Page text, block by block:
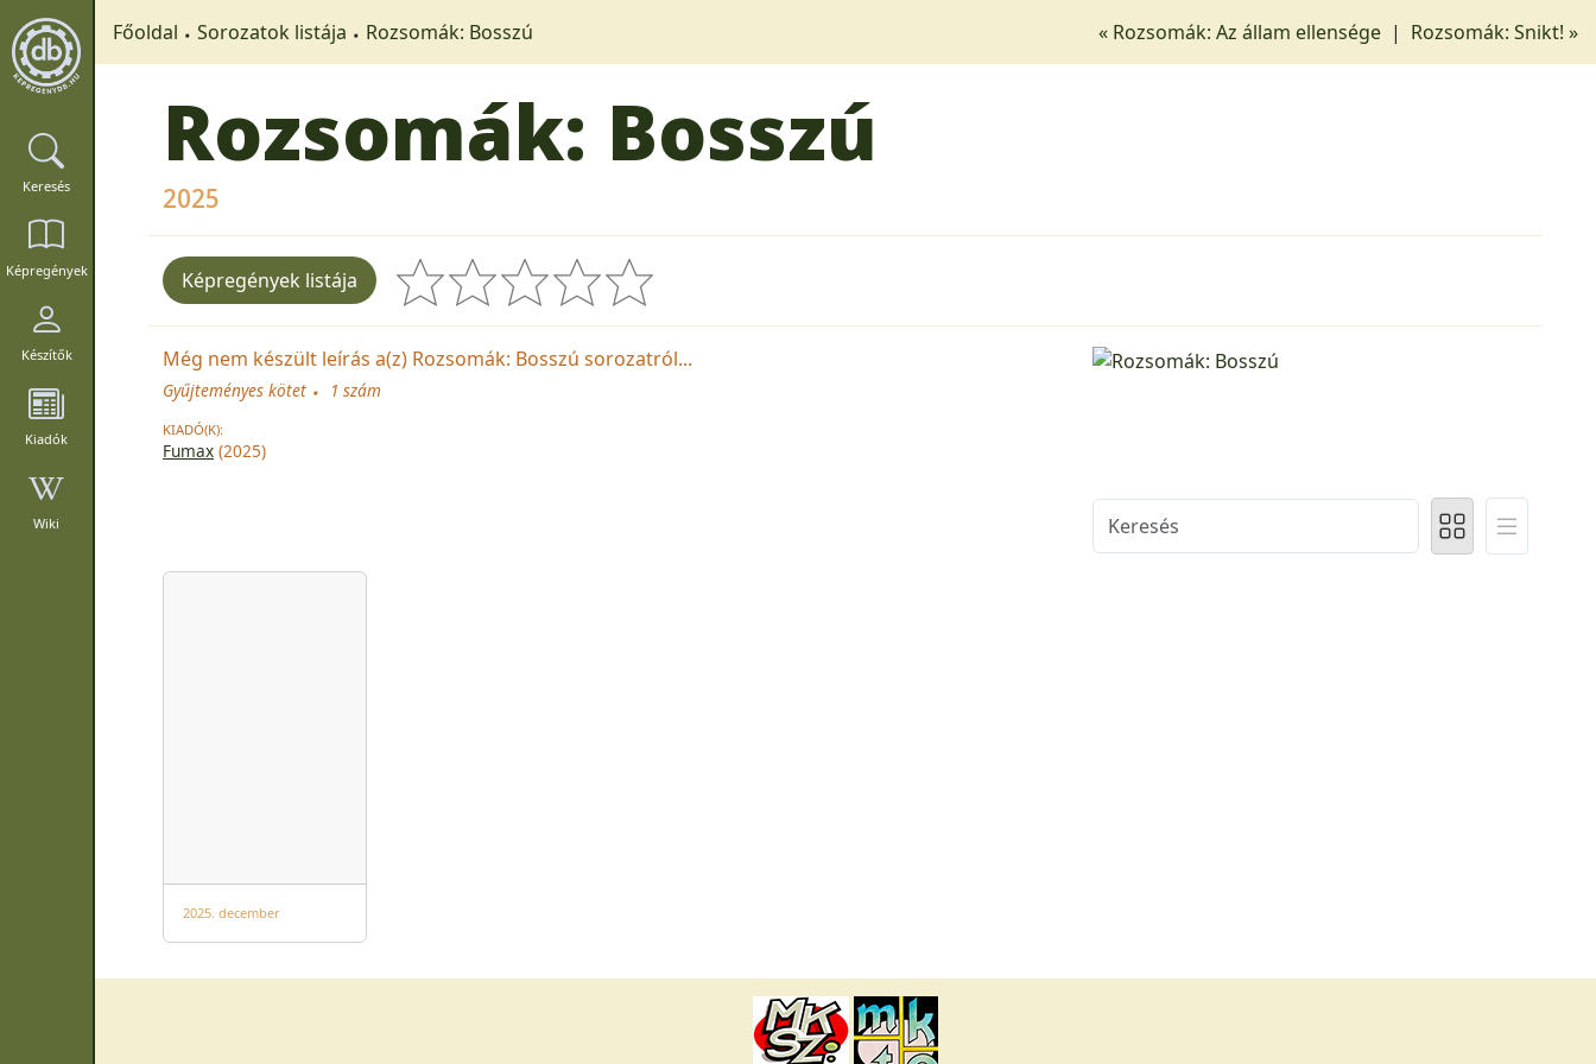
Keresés
Képregények
Készítők
Kiadók
Wiki
Főoldal Sorozatok listája Rozsomák: Bosszú « Rozsomák: Az állam ellensége | Rozsomák: Snikt! »
Rozsomák: Bosszú
2025
Képregények listája
Még nem készült leírás a(z) Rozsomák: Bosszú sorozatról...
Gyűjteményes kötet 1 szám
KIADÓ(K):
Fumax (2025)
2025. december